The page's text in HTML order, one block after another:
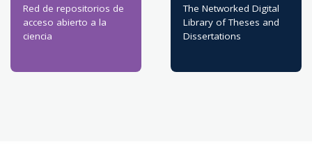
Red de repositorios de
acceso abierto a la
ciencia
The Networked Digital
Library of Theses and
Dissertations